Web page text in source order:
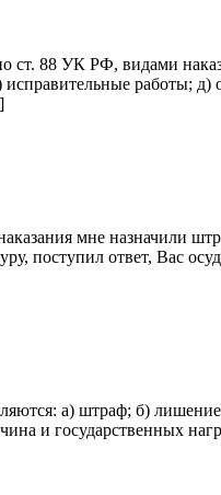
ст. 88 УК РФ, видами
работы;
мне назначили
поступил ответ, Вас
а) штраф; б)
и государственных